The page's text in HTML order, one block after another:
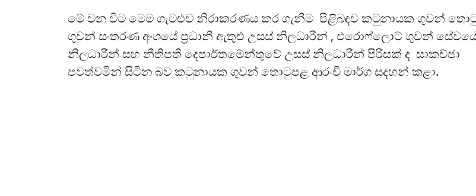
මේ වන විට මෙම ගැටළුව නිරාකරණය කර ගැනීම පිළිබඳව කටුනායක ගුවන්
ගුවන් සංතරණ අංශයේ ප්‍රධානී ඇතුළු උසස් නිලධාරීන් , එරොෆ්ලොට් ගුවන්
නිලධාරීන් සහ නීතිපති දෙපාර්තමේන්තුවේ උසස් නිලධාරීන් පිරිසක් ද සාකච්ඡා
පවත්වමින් සිටින බව කටුනායක ගුවන් තොටුපළ ආරංචි මාර්ග සදහන් කළා.